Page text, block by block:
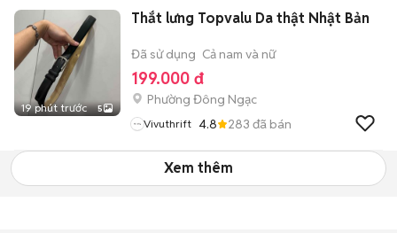
19 phút trước 5
Thắt lưng Topvalu Da thật Nhật Bản
Đã sử dụng Cả nam và nữ
199.000 đ
Phường Đông Ngạc
Vivuthrift 4.8 283 đã bán
Xem thêm